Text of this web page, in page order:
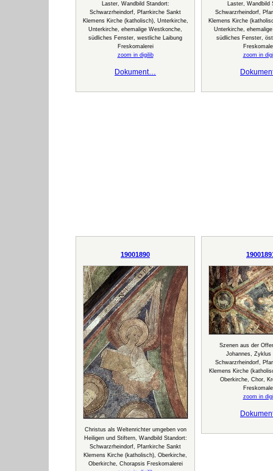
Laster, Wandbild Standort:
Schwarzrheindorf, Pfarrkirche Sankt
Klemens Kirche (katholisch), Unterkirche,
Unterkirche, ehemalige Westkonche,
südliches Fenster, westliche Laibung
Freskomalerei
zoom in digilib
Dokument…
Laster, Wandbild
Schwarzrheindorf,
Klemens Kirche
Unterkirche,
südliches Fenster,
zoom in
19001890
Christus als Weltenrichter umgeben von
Heiligen und Stiftern, Wandbild Standort:
Schwarzrheindorf, Pfarrkirche Sankt
Klemens Kirche (katholisch), Oberkirche,
Oberkirche, Chorapsis Freskomalerei
Szenen aus der
Johannes, Zyklus
Schwarzrheindorf,
Klemens Kirche
Oberkirche, Chor,
zoom in